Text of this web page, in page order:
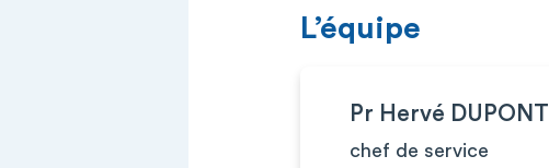
L’équipe
Pr Hervé DUPONT
chef de service